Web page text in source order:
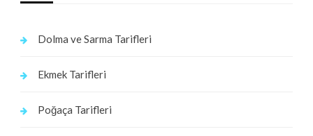
Dolma ve Sarma Tarifleri
Ekmek Tarifleri
Poğaça Tarifleri